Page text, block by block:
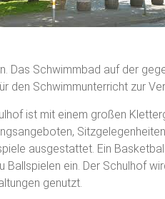
Das Schwimmbad auf der
den Schwimmunterricht zur
ist mit einem großen
ausgestattet. Ein
Ballspielen ein. Der Schulhof
genutzt.